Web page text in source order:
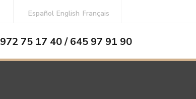
Español English Français
972 75 17 40 / 645 97 91 90